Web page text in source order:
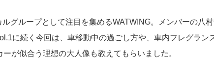
グループとして注目を集めるWATWING。メンバーの八
に続く今回は、車移動中の過ごし方や、車内フレグラン
が似合う理想の大人像も教えてもらいました。